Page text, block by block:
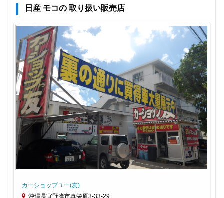
日産 モコの 取り扱い販売店
カーショップユー(友)
沖縄県宜野湾市真栄原3-33-29